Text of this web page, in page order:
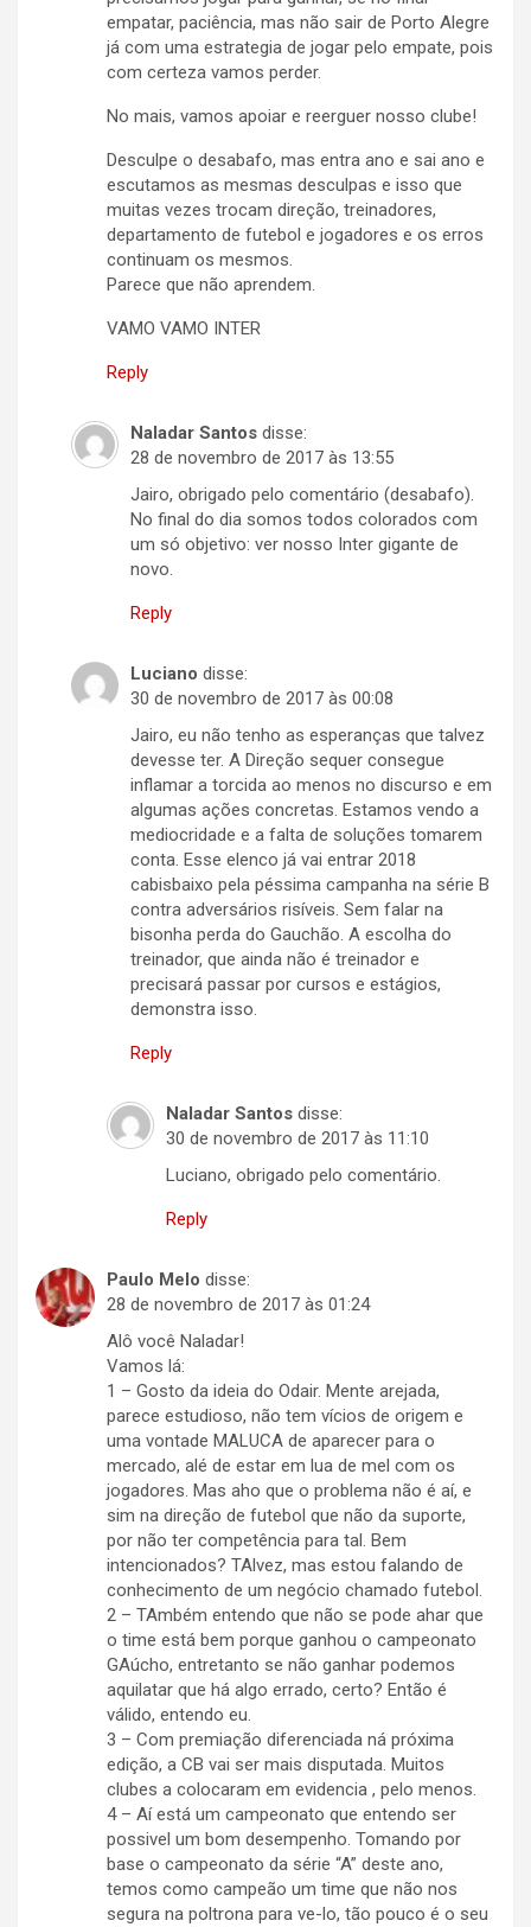
empatar, paciência, mas não sair de Porto Alegre
já com uma estrategia de jogar pelo empate, pois
com certeza vamos perder.
No mais, vamos apoiar e reerguer nosso clube!
Desculpe o desabafo, mas entra ano e sai ano e
escutamos as mesmas desculpas e isso que
muitas vezes trocam direção, treinadores,
departamento de futebol e jogadores e os erros
continuam os mesmos.
Parece que não aprendem.
VAMO VAMO INTER
Reply
Naladar Santos disse:
28 de novembro de 2017 às 13:55
Jairo, obrigado pelo comentário (desabafo).
No final do dia somos todos colorados com
um só objetivo: ver nosso Inter gigante de
novo.
Reply
Luciano disse:
30 de novembro de 2017 às 00:08
Jairo, eu não tenho as esperanças que talvez
devesse ter. A Direção sequer consegue
inflamar a torcida ao menos no discurso e em
algumas ações concretas. Estamos vendo a
mediocridade e a falta de soluções tomarem
conta. Esse elenco já vai entrar 2018
cabisbaixo pela péssima campanha na série B
contra adversários risíveis. Sem falar na
bisonha perda do Gauchão. A escolha do
treinador, que ainda não é treinador e
precisará passar por cursos e estágios,
demonstra isso.
Reply
Naladar Santos disse:
30 de novembro de 2017 às 11:10
Luciano, obrigado pelo comentário.
Reply
Paulo Melo disse:
28 de novembro de 2017 às 01:24
Alô você Naladar!
Vamos lá:
1 – Gosto da ideia do Odair. Mente arejada,
parece estudioso, não tem vícios de origem e
uma vontade MALUCA de aparecer para o
mercado, alé de estar em lua de mel com os
jogadores. Mas aho que o problema não é aí, e
sim na direção de futebol que não da suporte,
por não ter competência para tal. Bem
intencionados? TAlvez, mas estou falando de
conhecimento de um negócio chamado futebol.
2 – TAmbém entendo que não se pode ahar que
o time está bem porque ganhou o campeonato
GAúcho, entretanto se não ganhar podemos
aquilatar que há algo errado, certo? Então é
válido, entendo eu.
3 – Com premiação diferenciada ná próxima
edição, a CB vai ser mais disputada. Muitos
clubes a colocaram em evidencia , pelo menos.
4 – Aí está um campeonato que entendo ser
possivel um bom desempenho. Tomando por
base o campeonato da série “A” deste ano,
temos como campeão um time que não nos
segura na poltrona para ve-lo, tão pouco é o seu